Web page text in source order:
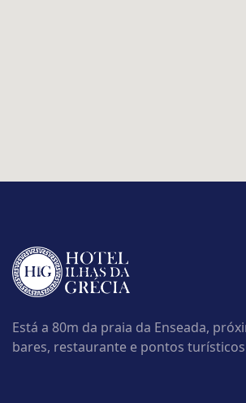
Está a 80m da praia da Enseada,
bares, restaurante e pontos